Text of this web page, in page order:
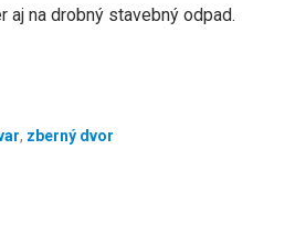
aj na drobný stavebný odpad.
, zberný dvor